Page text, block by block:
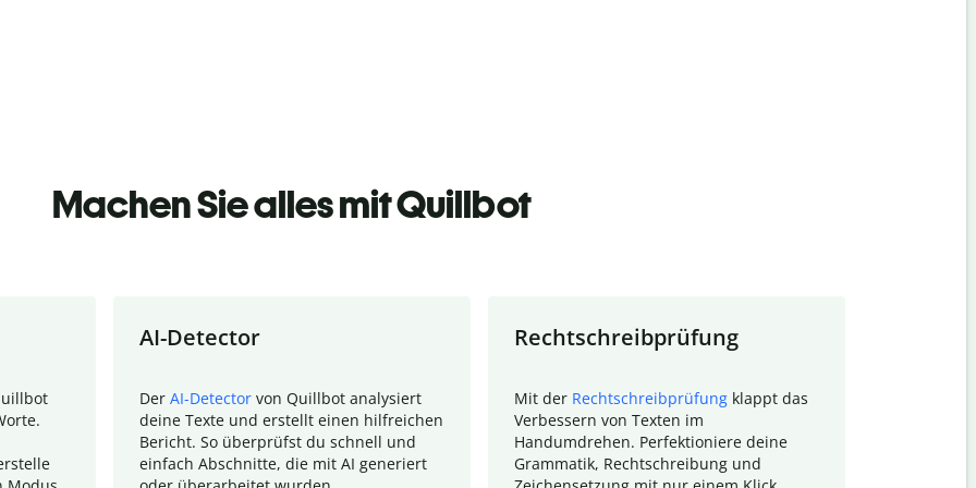
Machen Sie alles mit Quillbot
AI-Detector
Der AI-Detector von Quillbot analysiert
deine Texte und erstellt einen hilfreichen
Bericht. So überprüfst du schnell und
einfach Abschnitte, die mit AI generiert
Rechtschreibprüfung
Mit der Rechtschreibprüfung klappt das
Verbessern von Texten im
Handumdrehen. Perfektioniere deine
Grammatik, Rechtschreibung und